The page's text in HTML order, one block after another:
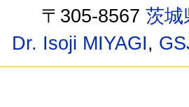
〒305-8567茨城
Dr. Isoji MIYAGI,